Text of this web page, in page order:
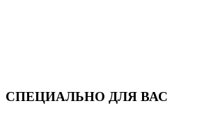
СПЕЦИАЛЬНО ДЛЯ ВАС